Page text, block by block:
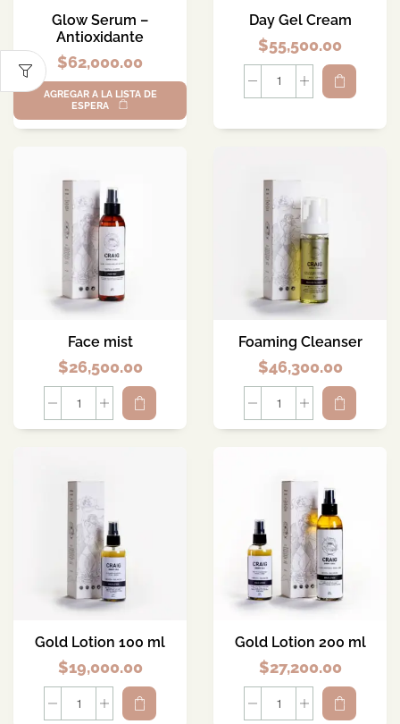
Glow Serum –
Antioxidante
$62,000.00
AGREGAR A LA LISTA DE
ESPERA
Day Gel Cream
$55,500.00
Face mist
$26,500.00
Foaming Cleanser
$46,300.00
Gold Lotion 100 ml
$19,000.00
Gold Lotion 200 ml
$27,200.00